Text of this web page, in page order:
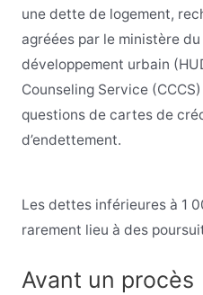
une dette de logement,
agréées par le ministère
développement urbain
Counseling Service
questions de cartes de
d’endettement.
Les dettes inférieures à 1
rarement lieu à des
Avant un procès